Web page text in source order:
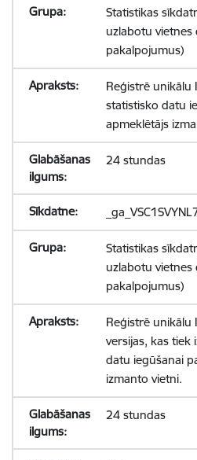
Statistikas
uzlabotu
pakalpojumus)
Reģistrē unikālu
statistisko datu
apmeklētājs
24 stundas
Statistikas
uzlabotu
pakalpojumus)
Reģistrē unikālu
versijas, kas tiek
datu iegūšanai
izmanto vietni.
24 stundas